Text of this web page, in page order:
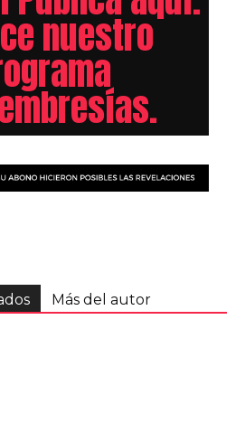
nuestro
Más del autor